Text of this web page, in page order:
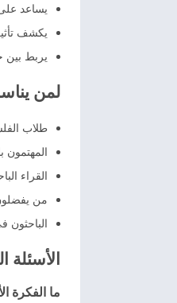
يساعد
يكشف
يربط بين
لمن
طلاب
المهتمون
القراء
من يفضلون
الباحثون
الأسئلة
ما الفكرة